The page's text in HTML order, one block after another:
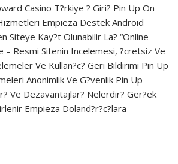
Casino T?rkiye ? Giri? Pin Up On
Empieza Destek Android
Siteye Kay?t Olunabilir La? “Online
– Resmi Sitenin Incelemesi, ?cretsiz Ve
Ve Kullan?c? Geri Bildirimi Pin Up
Anonimlik Ve G?venlik Pin Up
Ve Dezavantajlar? Nelerdir? Ger?ek
Empieza Doland?r?c?lara